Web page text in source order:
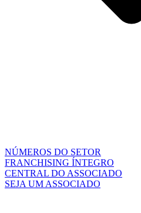
NÚMEROS DO SETOR
FRANCHISING ÍNTEGRO
CENTRAL DO ASSOCIADO
SEJA UM ASSOCIADO